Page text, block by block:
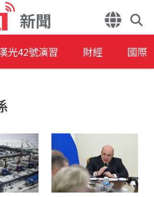
新聞
光42號演習 財經 國際